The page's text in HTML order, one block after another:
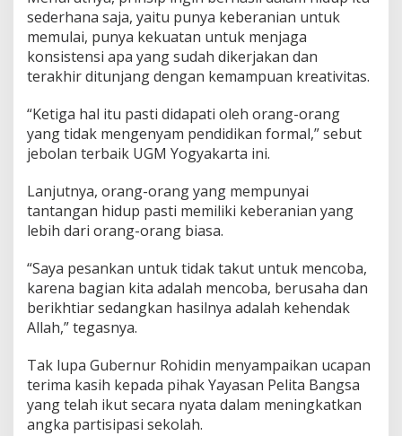
sederhana saja, yaitu punya keberanian untuk
memulai, punya kekuatan untuk menjaga
konsistensi apa yang sudah dikerjakan dan
terakhir ditunjang dengan kemampuan kreativitas.
“Ketiga hal itu pasti didapati oleh orang-orang
yang tidak mengenyam pendidikan formal,” sebut
jebolan terbaik UGM Yogyakarta ini.
Lanjutnya, orang-orang yang mempunyai
tantangan hidup pasti memiliki keberanian yang
lebih dari orang-orang biasa.
“Saya pesankan untuk tidak takut untuk mencoba,
karena bagian kita adalah mencoba, berusaha dan
berikhtiar sedangkan hasilnya adalah kehendak
Allah,” tegasnya.
Tak lupa Gubernur Rohidin menyampaikan ucapan
terima kasih kepada pihak Yayasan Pelita Bangsa
yang telah ikut secara nyata dalam meningkatkan
angka partisipasi sekolah.